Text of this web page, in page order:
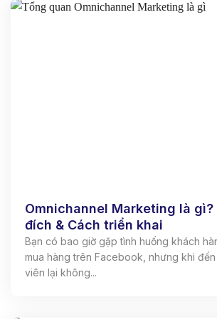
Omnichannel Marketing là
đích & Cách triển khai
Bạn có bao giờ gặp tình huống khách
mua hàng trên Facebook, nhưng khi
viên lại không...